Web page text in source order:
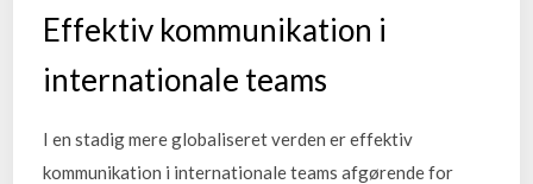
Effektiv kommunikation i
internationale teams
I en stadig mere globaliseret verden er effektiv
kommunikation i internationale teams afgørende for